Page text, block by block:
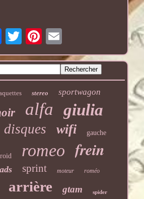
stereo sportwagon
alfa giulia
disques wifi gauche
romeo frein
sprint moteur roméo
arrière gtam spider